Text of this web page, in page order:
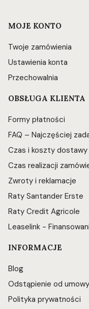
Linki w stopce
MOJE KONTO
Twoje zamówienia
Ustawienia konta
Przechowalnia
OBSŁUGA KLIENTA
Formy płatności
FAQ – Najczęściej
Czas i koszty dostawy
Czas realizacji
Zwroty i reklamacje
Raty Santander Erste
Raty Credit Agricole
Leaselink -
INFORMACJE
Blog
Odstąpienie od umowy
Polityka prywatności